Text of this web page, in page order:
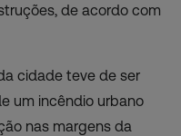
de acordo com
cidade teve de ser
um incêndio urbano
nas margens da